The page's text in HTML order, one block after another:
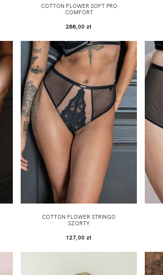
COTTON FLOWER SOFT PRO
COMFORT
288,00 zł
COTTON FLOWER STRINGO
SZORTY
127,00 zł